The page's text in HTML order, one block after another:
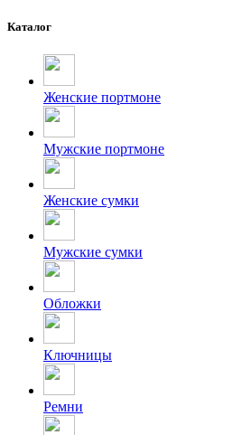
Каталог
Женские портмоне
Мужские портмоне
Женские сумки
Мужские сумки
Обложки
Ключницы
Ремни